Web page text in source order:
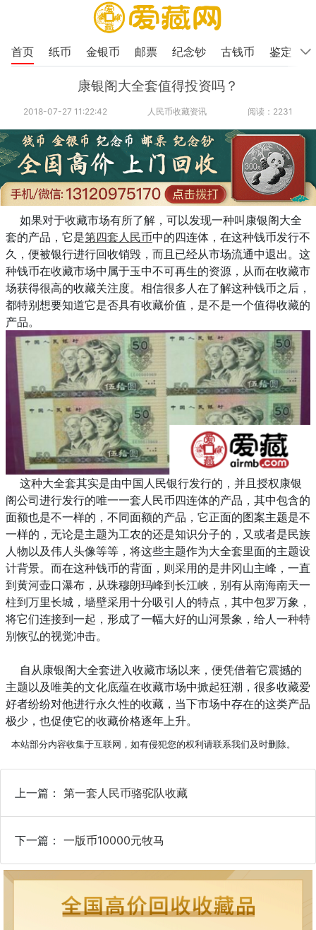
首页 纸币 金银币 邮票 纪念钞 古钱币 鉴定
康银阁大全套值得投资吗？
2018-07-27 11:22:42 人民币收藏资讯 阅读：2231
如果对于收藏市场有所了解，可以发现一种叫康银阁大全
套的产品，它是第四套人民币中的四连体，在这种钱币发行不
久，便被银行进行回收销毁，而且已经从市场流通中退出。这
种钱币在收藏市场中属于玉中不可再生的资源，从而在收藏市
场获得很高的收藏关注度。相信很多人在了解这种钱币之后，
都特别想要知道它是否具有收藏价值，是不是一个值得收藏的
产品。
这种大全套其实是由中国人民银行发行的，并且授权康银
阁公司进行发行的唯一一套人民币四连体的产品，其中包含的
面额也是不一样的，不同面额的产品，它正面的图案主题是不
一样的，无论是主题为工农的还是知识分子的，又或者是民族
人物以及伟人头像等等，将这些主题作为大全套里面的主题设
计背景。而在这种钱币的背面，则采用的是井冈山主峰，一直
到黄河壶口瀑布，从珠穆朗玛峰到长江峡，别有从南海南天一
柱到万里长城，墙壁采用十分吸引人的特点，其中包罗万象，
将它们连接到一起，形成了一幅大好的山河景象，给人一种特
别恢弘的视觉冲击。
自从康银阁大全套进入收藏市场以来，便凭借着它震撼的
主题以及唯美的文化底蕴在收藏市场中掀起狂潮，很多收藏爱
好者纷纷对他进行永久性的收藏，当下市场中存在的这类产品
极少，也促使它的收藏价格逐年上升。
本站部分内容收集于互联网，如有侵犯您的权利请联系我们及时删除。
上一篇： 第一套人民币骆驼队收藏
下一篇： 一版币10000元牧马